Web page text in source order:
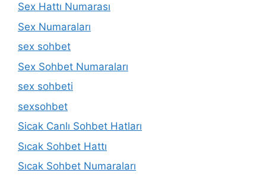
Sex Hattı Numarası
Sex Numaraları
sex sohbet
Sex Sohbet Numaraları
sex sohbeti
sexsohbet
Sicak Canlı Sohbet Hatları
Sıcak Sohbet Hattı
Sıcak Sohbet Numaraları